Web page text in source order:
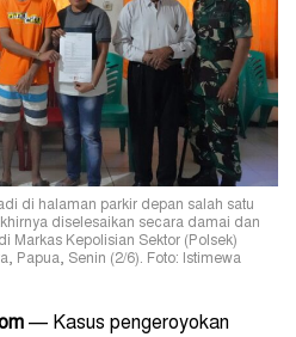
di halaman parkir depan salah satu
diselesaikan secara damai dan
Markas Kepolisian Sektor (Polsek)
Papua, Senin (2/6). Foto: Istimewa
— Kasus pengeroyokan